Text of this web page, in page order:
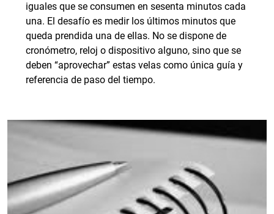
iguales que se consumen en sesenta minutos cada
una. El desafío es medir los últimos minutos que
queda prendida una de ellas. No se dispone de
cronómetro, reloj o dispositivo alguno, sino que se
deben “aprovechar” estas velas como única guía y
referencia de paso del tiempo.